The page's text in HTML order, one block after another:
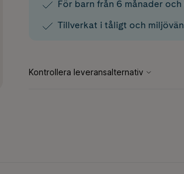
För barn från 6 månader
Tillverkat i tåligt och